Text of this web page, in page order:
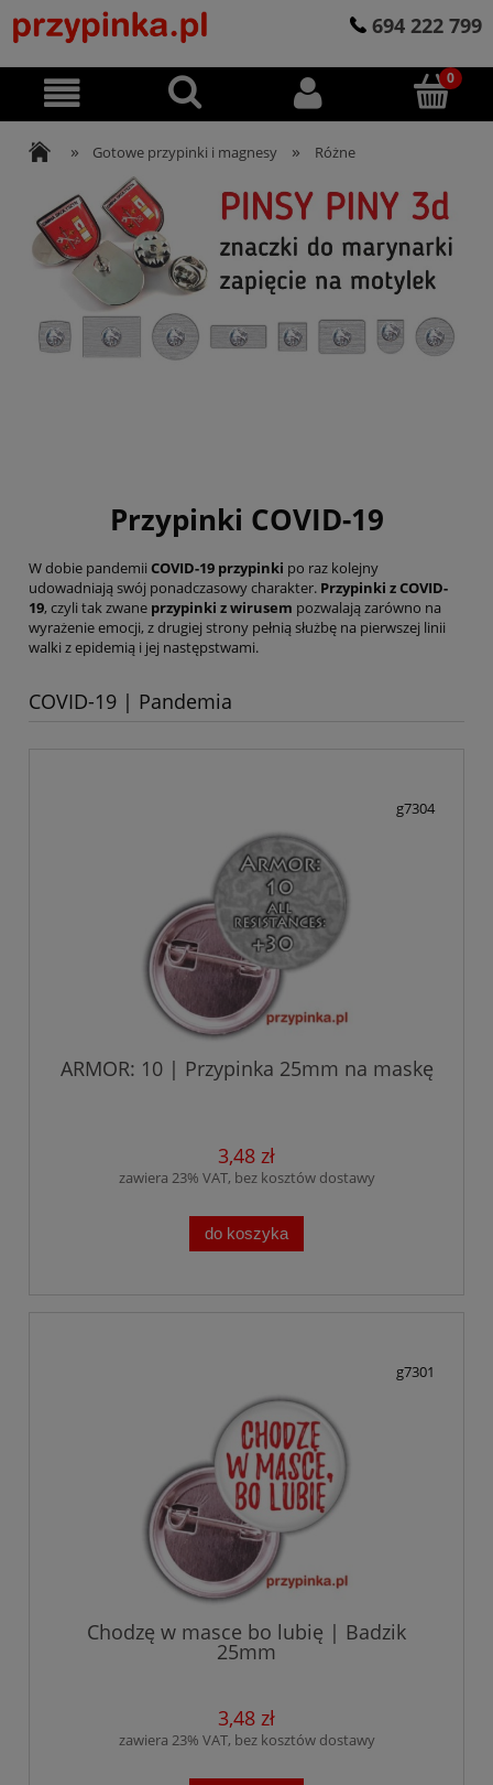
694 222 799
» Gotowe przypinki i magnesy » Różne
Przypinki COVID-19
W dobie pandemii COVID-19 przypinki po raz kolejny
udowadniają swój ponadczasowy charakter. Przypinki z COVID-
19, czyli tak zwane przypinki z wirusem pozwalają zarówno na
wyrażenie emocji, z drugiej strony pełnią służbę na pierwszej linii
walki z epidemią i jej następstwami.
COVID-19 | Pandemia
g7304
ARMOR: 10 | Przypinka 25mm na maskę
3,48 zł
zawiera 23% VAT, bez kosztów dostawy
do koszyka
g7301
Chodzę w masce bo lubię | Badzik
25mm
3,48 zł
zawiera 23% VAT, bez kosztów dostawy